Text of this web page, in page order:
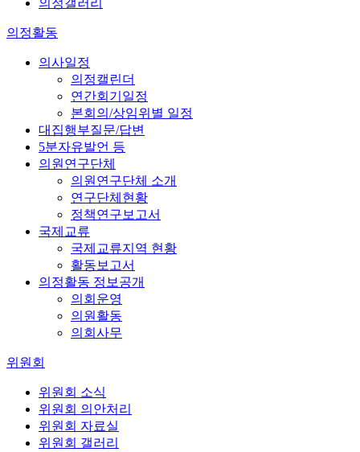
의정갤러리
의정활동
의사일정
의정캘린더
연간회기일정
본회의/상임위별 일정
대집행부질문/답변
5분자유발언 등
의원연구단체
의원연구단체 소개
연구단체현황
정책연구보고서
국제교류
국제교류지역 현황
활동보고서
의정활동 정보공개
의회운영
의원활동
의회사무
위원회
위원회 소식
위원회 의안처리
위원회 자료실
위원회 갤러리